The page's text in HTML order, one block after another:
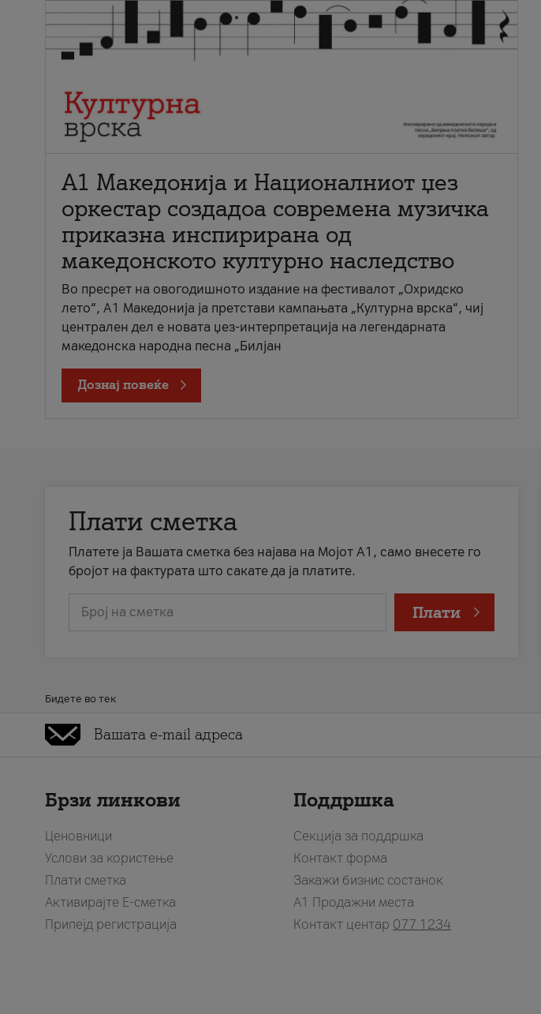
А1 Македонија и Националниот џез
оркестар создадоа современа музичка
приказна инспирирана од
македонското културно наследство
Во пресрет на овогодишното издание на фестивалот „Охридско
лето“, А1 Македонија ја претстави кампањата „Културна врска“, чиј
централен дел е новата џез-интерпретација на легендарната
македонска народна песна „Билјан
Дознај повеќе
Плати сметка
Платете ја Вашата сметка без најава на Мојот А1, само внесете го
бројот на фактурата што сакате да ја платите.
Број на сметка Плати
Бидете во тек
Брзи линкови
Ценовници
Услови за користење
Плати сметка
Активирајте Е-сметка
Припејд регистрација
Поддршка
Секција за поддршка
Контакт форма
Закажи бизнис состанок
A1 Продажни места
Контакт центар 077 1234